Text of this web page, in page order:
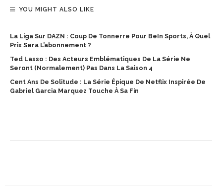
YOU MIGHT ALSO LIKE
La Liga Sur DAZN : Coup De Tonnerre Pour BeIn Sports, À Quel
Prix Sera L’abonnement ?
Ted Lasso : Des Acteurs Emblématiques De La Série Ne
Seront (normalement) Pas Dans La Saison 4
Cent Ans De Solitude : La Série Épique De Netflix Inspirée De
Gabriel Garcia Marquez Touche À Sa Fin